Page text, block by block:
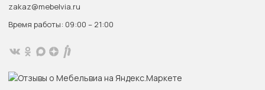
zakaz@mebelvia.ru
Время работы: 09:00 – 21:00